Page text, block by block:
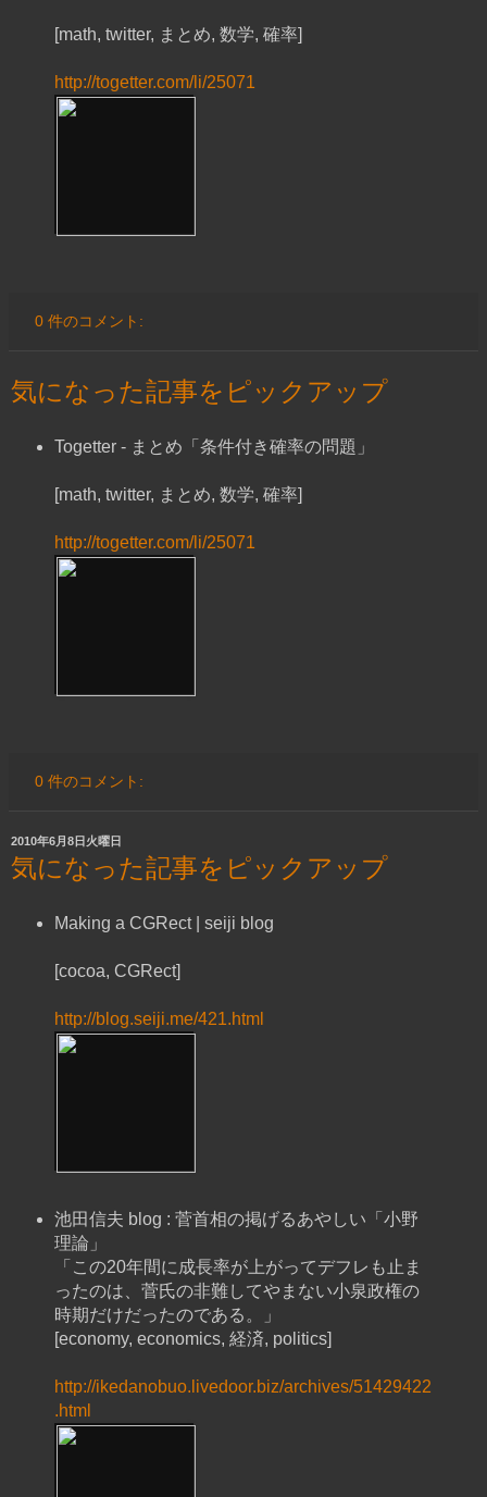
[math, twitter, まとめ, 数学, 確率]
http://togetter.com/li/25071
0 件のコメント:
気になった記事をピックアップ
Togetter - まとめ「条件付き確率の問題」
[math, twitter, まとめ, 数学, 確率]
http://togetter.com/li/25071
0 件のコメント:
2010年6月8日火曜日
気になった記事をピックアップ
Making a CGRect | seiji blog
[cocoa, CGRect]
http://blog.seiji.me/421.html
池田信夫 blog : 菅首相の掲げるあやしい「小野
理論」
「この20年間に成長率が上がってデフレも止ま
ったのは、菅氏の非難してやまない小泉政権の
時期だけだったのである。」
[economy, economics, 経済, politics]
http://ikedanobuo.livedoor.biz/archives/51429422
.html